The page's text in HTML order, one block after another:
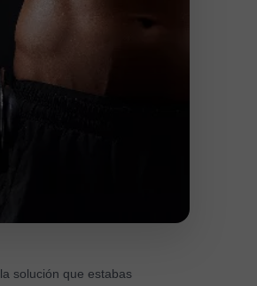
solución que estabas